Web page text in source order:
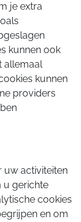
je extra
kunnen ook
allemaal
kunnen
providers
uw activiteiten
gerichte
cookies
en om